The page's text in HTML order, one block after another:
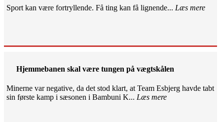
Sport kan være fortryllende. Få ting kan få lignende... Læs mere
Hjemmebanen skal være tungen på vægtskålen
Minerne var negative, da det stod klart, at Team Esbjerg havde tabt
sin første kamp i sæsonen i Bambuni K... Læs mere